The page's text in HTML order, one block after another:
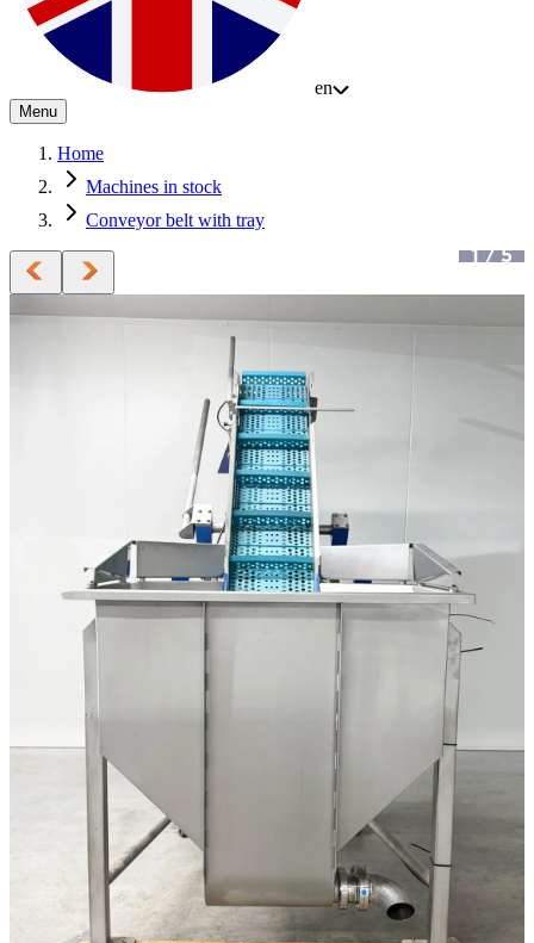
en
Menu
Home
Machines in stock
Conveyor belt with tray
1/5